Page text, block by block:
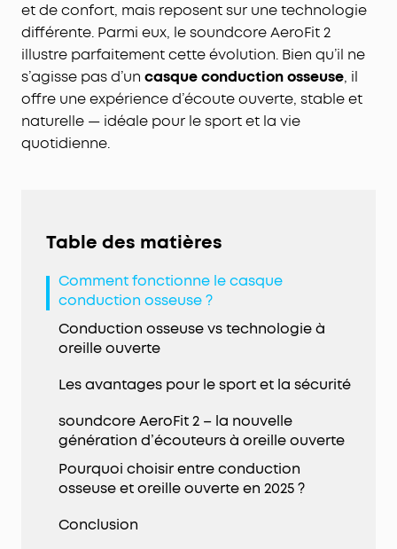
et de confort, mais reposent sur une technologie
différente. Parmi eux, le soundcore AeroFit 2
illustre parfaitement cette évolution. Bien qu’il ne
s’agisse pas d’un casque conduction osseuse, il
offre une expérience d’écoute ouverte, stable et
naturelle — idéale pour le sport et la vie
quotidienne.
Table des matières
Comment fonctionne le casque
conduction osseuse ?
Conduction osseuse vs technologie à
oreille ouverte
Les avantages pour le sport et la sécurité
soundcore AeroFit 2 – la nouvelle
génération d’écouteurs à oreille ouverte
Pourquoi choisir entre conduction
osseuse et oreille ouverte en 2025 ?
Conclusion